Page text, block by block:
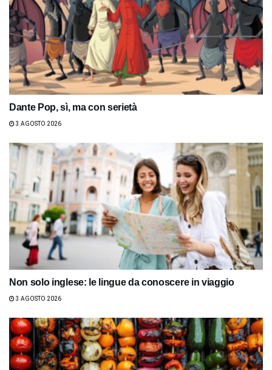
Dante Pop, sì, ma con serietà
3 AGOSTO 2026
Non solo inglese: le lingue da conoscere in viaggio
3 AGOSTO 2026